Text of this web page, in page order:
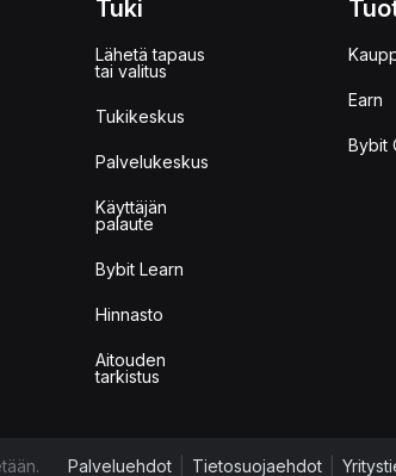
Tuki
Lähetä tapaus
tai valitus
Tukikeskus
Palvelukeskus
Käyttäjän
palaute
Bybit Learn
Hinnasto
Aitouden
tarkistus
Earn
Bybit
Palveluehdot Tietosuojaehdot